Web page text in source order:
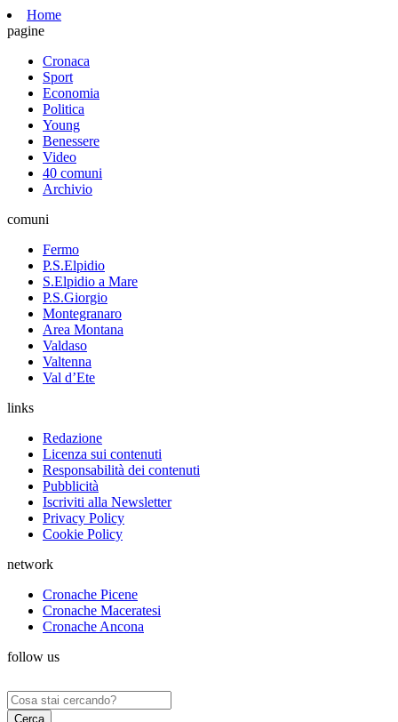
Home
pagine
Cronaca
Sport
Economia
Politica
Young
Benessere
Video
40 comuni
Archivio
comuni
Fermo
P.S.Elpidio
S.Elpidio a Mare
P.S.Giorgio
Montegranaro
Area Montana
Valdaso
Valtenna
Val d’Ete
links
Redazione
Licenza sui contenuti
Responsabilità dei contenuti
Pubblicità
Iscriviti alla Newsletter
Privacy Policy
Cookie Policy
network
Cronache Picene
Cronache Maceratesi
Cronache Ancona
follow us
Ricerca
per: